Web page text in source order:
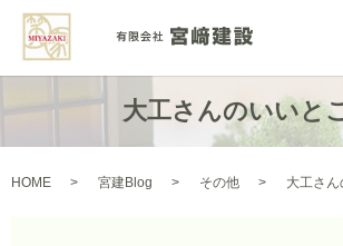
大工さんのいいと
HOME 宮建Blog その他 大工さ